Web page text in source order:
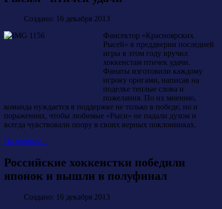
Создано: 16 декабря 2013
Фансектор «Красноярских
Рысей» в преддверии последней
игры в этом году вручил
хоккеистам птичек удачи.
Фанаты изготовили каждому
игроку оригами, написав на
поделке теплые слова и
пожелания. По их мнению,
команда нуждается в поддержке не только в победе, но и
поражениях, чтобы любимые «Рыси» не падали духом и
всегда чувствовали опору в своих верных поклонниках.
Подробнее...
Российские хоккеистки победили
японок и вышли в полуфинал
Создано: 16 декабря 2013